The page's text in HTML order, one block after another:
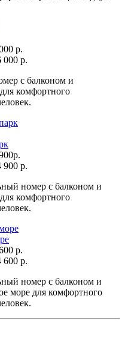
р.
000 р.
с балконом и
комфортного
р.
900 р.
номер с балконом и
комфортного
р.
600 р.
номер с балконом и
море для комфортного